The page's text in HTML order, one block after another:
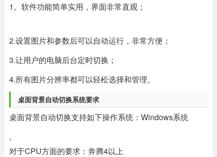
1。软件功能简单实用，界面非常直观；
2.设置图片和参数后可以自动运行，非常方便；
3.让用户的电脑后台定时切换；
4.所有图片分辨率都可以轻松选择和管理。
桌面背景自动切换系统要求
桌面背景自动切换支持如下操作系统：Windows系统
,
对于CPU方面的要求：奔腾4以上